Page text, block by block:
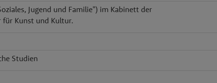
Jugend und Familie") im Kabinett der
für Kunst und Kultur.
Studien